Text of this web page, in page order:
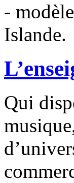
-
Islande.
Qui